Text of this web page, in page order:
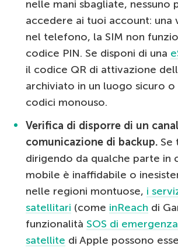
nelle mani sbagliate, nessuno
accedere ai tuoi account: una
nel telefono, la SIM non
codice PIN. Se disponi di una
il codice QR di attivazione
archiviato in un luogo sicuro
codici monouso.
Verifica di disporre di un
comunicazione di backup. Se
dirigendo da qualche parte in
mobile è inaffidabile o
nelle regioni montuose, i
satellitari (come inReach di
funzionalità SOS di
satellite di Apple possono